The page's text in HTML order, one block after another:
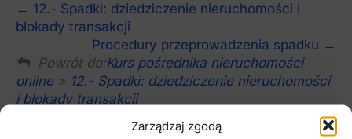
Zarządzaj zgodą
12.- Spadki: dziedziczenie nieruchomości i
blokady transakcji
Procedury przeprowadzenia spadku
Powrót do:Kurs pośrednika nieruchomości
online> 12.- Spadki: dziedziczenie nieruchomości
i blokady transakcji